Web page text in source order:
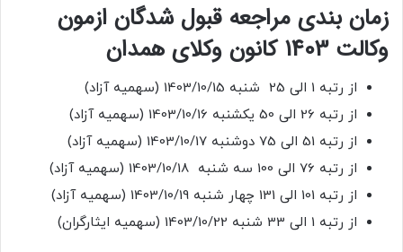
زمان بندی مراجعه قبول شدگان ازمون
وکالت 1403 کانون وکلای همدان
از رتبه 1 الی 25 شنبه 1403/10/15 (سهمیه آزاد)
از رتبه 26 الی 50 یکشنبه 1403/10/16 (سهمیه آزاد)
از رتبه 51 الی 75 دوشنبه 1403/10/17 (سهمیه آزاد)
از رتبه 76 الی 100 سه شنبه 1403/10/18 (سهمیه آزاد)
از رتبه 101 الی 131 چهار شنبه 1403/10/19 (سهمیه آزاد)
از رتبه 1 الی 33 شنبه 1403/10/22 (سهمیه ایثارگران)